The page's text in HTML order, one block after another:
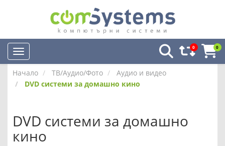
0 0
Начало ТВ/Аудио/Фото
Аудио и видео
DVD системи за домашно кино
DVD системи за домашно
кино